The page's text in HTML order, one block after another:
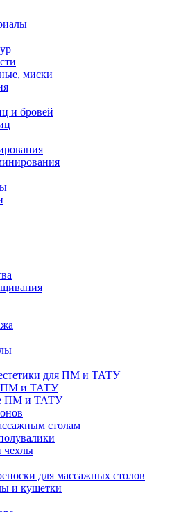
миски
и бровей
для ПМ и ТАТУ
ПМ и ТАТУ
ПМ и ТАТУ
столам
чехлы
для массажных столов
и кушетки